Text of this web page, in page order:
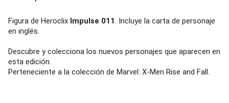
Figura de Heroclix Impulse 011. Incluye la carta de personaje
en inglés.
Descubre y colecciona los nuevos personajes que aparecen en
esta edición.
Perteneciente a la colección de Marvel: X-Men Rise and Fall.